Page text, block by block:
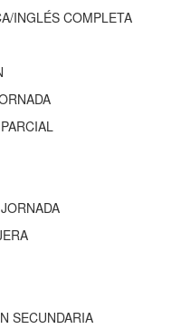
INGLÉS COMPLETA
SECUNDARIA